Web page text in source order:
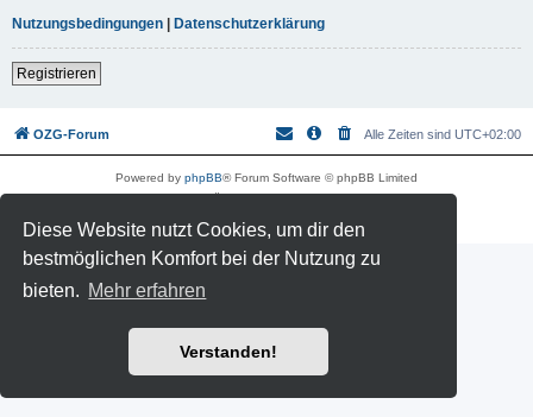
Diese Website nutzt Cookies, um dir den
bestmöglichen Komfort bei der Nutzung zu
bieten. Mehr erfahren
Verstanden!
Nutzungsbedingungen | Datenschutzerklärung
Registrieren
OZG-Forum Alle Zeiten sind UTC+02:00
Powered by phpBB® Forum Software © phpBB Limited
Datenschutz |Nutzungsbedingungen